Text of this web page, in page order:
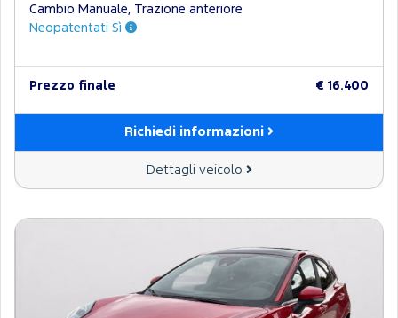
Cambio Manuale, Trazione anteriore
Neopatentati Sì
Prezzo finale € 16.400
Richiedi informazioni
Dettagli veicolo